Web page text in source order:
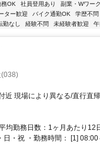
OK 社員登用あり 副業・Wワー
ター歓迎 バイク通勤OK 学歴不問
勤なし 経験不問 未経験者歓迎
近 現場により異なる/直行直
均勤務日数：1ヶ月あたり12
日・祝 ・勤務時間： [1]